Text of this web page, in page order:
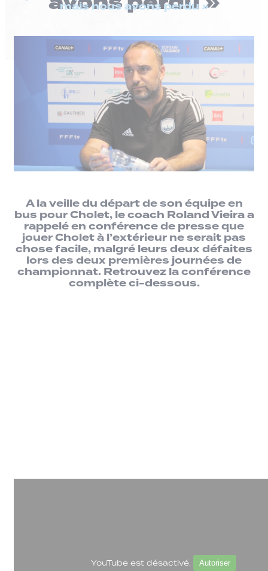
mais nous avons perdu »
A la veille du départ de son équipe en
bus pour Cholet, le coach Roland Vieira a
rappelé en conférence de presse que
jouer Cholet à l’extérieur ne serait pas
chose facile, malgré leurs deux défaites
lors des deux premières journées de
championnat. Retrouvez la conférence
complète ci-dessous.
YouTube est désactivé. Autoriser